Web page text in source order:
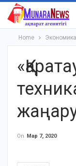
Home Экономика
On Мар 7, 2020